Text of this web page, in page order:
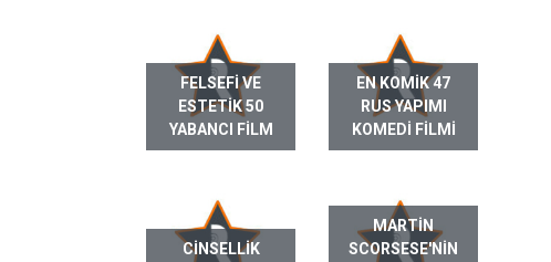
FELSEFI VE
ESTETIK 50
YABANCI FILM
EN KOMIK 47
RUS YAPIMI
KOMEDI FILMI
CINSELLIK
MARTIN
SCORSESE'NIN